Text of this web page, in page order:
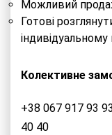
Можливий
Готові
індивідуальному
Колективне
+38 067 917 93
40 40